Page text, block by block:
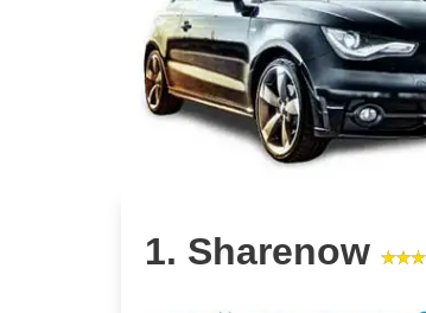
1. Sharenow